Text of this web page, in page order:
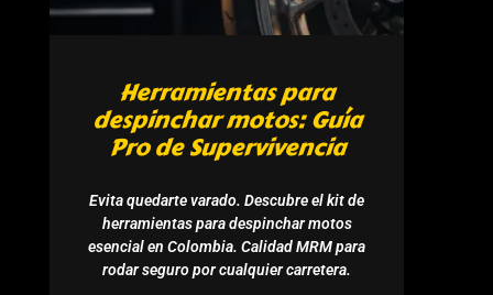
Herramientas para
despinchar motos: Guía
Pro de Supervivencia
Evita quedarte varado. Descubre el kit de
herramientas para despinchar motos
esencial en Colombia. Calidad MRM para
rodar seguro por cualquier carretera.